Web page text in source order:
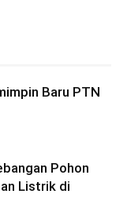
Baru PTN
Pohon
Listrik di